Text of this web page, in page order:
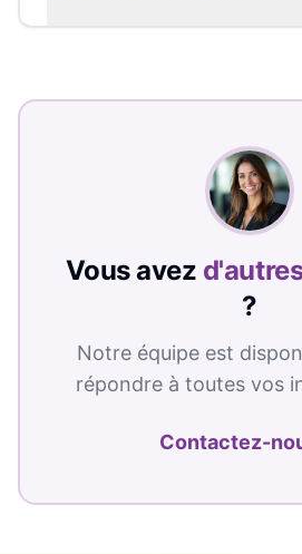
Vous avez
?
Notre équipe est
répondre à toutes vos
Contactez-